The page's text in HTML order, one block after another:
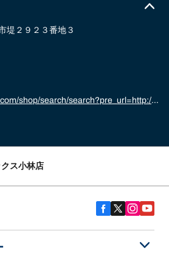
堤２９２３番地３
shop/search/search?pre_url=http://
ス小林店